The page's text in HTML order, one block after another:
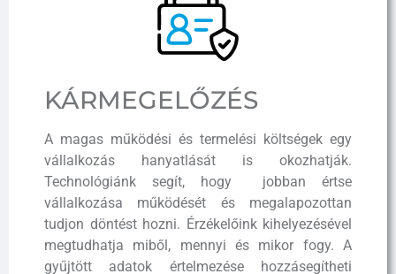
KÁR­MEGELŐZÉS
A magas működési és termelési költségek egy
vállalkozás hanyatlását is okozhatják.
Technológiánk segít, hogy jobban értse
vállalkozása működését és megalapozottan
tudjon döntést hozni. Érzékelőink kihelyezésével
megtudhatja miből, mennyi és mikor fogy. A
gyűjtött adatok értelmezése hozzásegítheti